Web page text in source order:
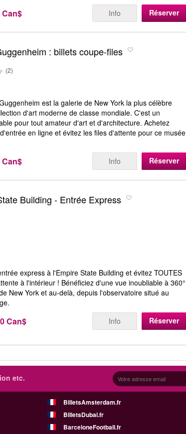
Can$ Info Réserver
: billets coupe-files
(2)
est la galerie de New York la plus célèbre
d'art moderne de classe mondiale. C'est un
pour tout amateur d'art et d'architecture. Achetez
en ligne et évitez les files d'attente pour ce musée
Can$ Info Réserver
Building - Entrée Express
express à l'Empire State Building et évitez TOUTES
à l'intérieur ! Bénéficiez d'une vue inoubliable à 360°
New York et au-delà, depuis l'observatoire situé au
Can$ Info Réserver
etc.
BilletsAmsterdam.fr
BilletsDubai.fr
BarceloneFootball.fr